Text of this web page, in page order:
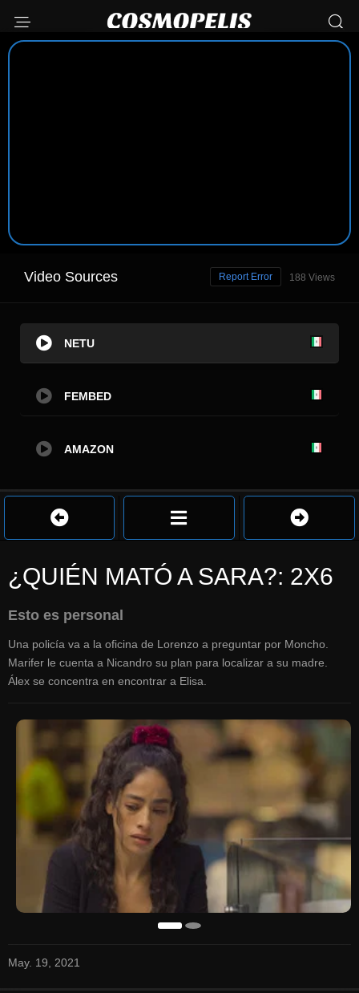
Video Sources 188 Views
Report Error
NETU
FEMBED
AMAZON
¿QUIÉN MATÓ A SARA?: 2X6
Esto es personal
Una policía va a la oficina de Lorenzo a preguntar por Moncho.
Marifer le cuenta a Nicandro su plan para localizar a su madre.
Álex se concentra en encontrar a Elisa.
May. 19, 2021